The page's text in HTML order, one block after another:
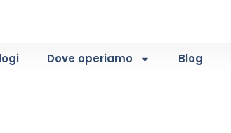
Dove operiamo Blog